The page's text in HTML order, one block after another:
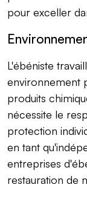
pour exceller
L'ébéniste
environnement
produits
nécessite le
protection
en tant
entreprises
restauration de